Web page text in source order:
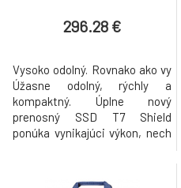
296.28 €
Vysoko odolný. Rovnako ako vy
Úžasne odolný, rýchly a
kompaktný. Úplne nový
prenosný SSD T7 Shield
ponúka vynikajúci výkon, nech
podmienok. Bleskurýchle